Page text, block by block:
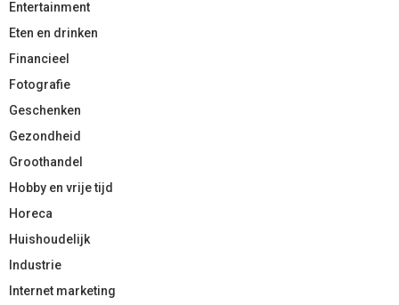
Entertainment
Eten en drinken
Financieel
Fotografie
Geschenken
Gezondheid
Groothandel
Hobby en vrije tijd
Horeca
Huishoudelijk
Industrie
Internet marketing